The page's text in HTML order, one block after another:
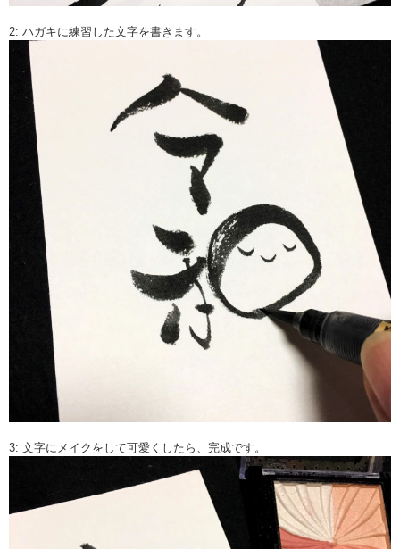
2: ハガキに練習した文字を書きます。
3: 文字にメイクをして可愛くしたら、完成です。